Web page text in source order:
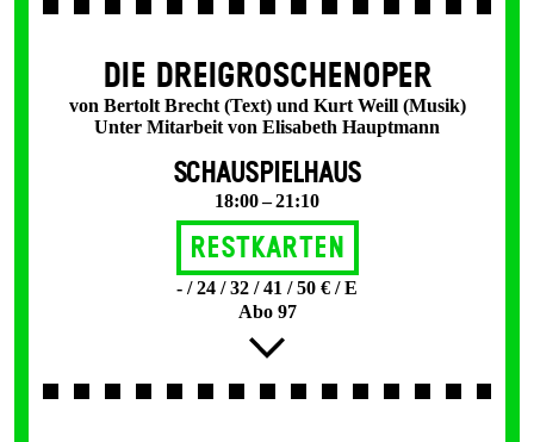
DIE DREI­GROSCHEN­OPER
von Bertolt Brecht (Text) und Kurt Weill (Musik)
Unter Mitarbeit von Elisabeth Hauptmann
SCHAUSPIELHAUS
18:00 – 21:10
Restkarten
- / 24 / 32 / 41 / 50 € / E
Abo 97